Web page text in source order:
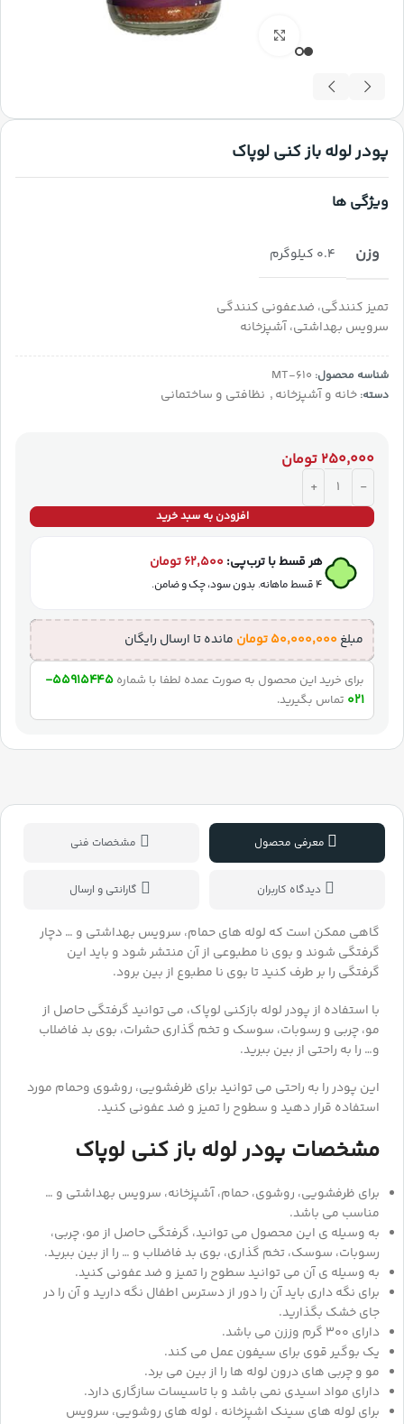
بزرگنمایی تصویر
پودر لوله باز کنی لوپاک
ویژگی ها
وزن 0.4 کیلوگرم
تمیز کنندگی، ضدعفونی کنندگی
سرویس بهداشتی، آشپزخانه
شناسه محصول: MT-610
دسته: خانه و آشپزخانه, نظافتی و ساختمانی
۲۵۰,۰۰۰ تومان
افزودن به سبد خرید
هر قسط با ترب‌پی:۶۲,۵۰۰تومان
۴ قسط ماهانه. بدون سود، چک و ضامن.
مبلغ۵۰,۰۰۰,۰۰۰تومان مانده تا ارسال رایگان
برای خرید این محصول به صورت عمده لطفا با شماره
55915445-
021 تماس بگیرید.
معرفی محصول مشخصات فنی
دیدگاه کاربران گارانتی و ارسال
گاهی ممکن است که لوله های حمام، سرویس بهداشتی و … دچار
گرفتگی شوند و بوی نا مطبوعی از آن منتشر شود و باید این
گرفتگی را بر طرف کنید تا بوی نا مطبوع از بین برود.
با استفاده از پودر لوله بازکنی لوپاک، می توانید گرفتگی حاصل از
مو، چربی و رسوبات، سوسک و تخم گذاری حشرات، بوی بد فاضلاب
و… را به راحتی از بین ببرید.
این پودر را به راحتی می توانید برای ظرفشویی، روشوی وحمام مورد
استفاده قرار دهید و سطوح را تمیز و ضد عفونی کنید.
مشخصات پودر لوله باز کنی لوپاک
برای ظرفشویی، روشوی، حمام، آشپزخانه، سرویس بهداشتی و …
مناسب می باشد.
به وسیله ی این محصول می توانید، گرفتگی حاصل از مو، چربی،
رسوبات، سوسک، تخم گذاری، بوی بد فاضلاب و … را از بین ببرید.
به وسیله ی آن می توانید سطوح را تمیز و ضد عفونی کنید.
برای نگه داری باید آن را دور از دسترس اطفال نگه دارید و آن را در
جای خشک بگذارید.
دارای 300 گرم وززن می باشد.
یک بوگیر قوی برای سیفون عمل می کند.
مو و چربی های درون لوله ها را از بین می برد.
دارای مواد اسیدی نمی باشد و با تاسیسات سازگاری دارد.
برای لوله های سینک اشپزخانه ، لوله های روشویی، سرویس